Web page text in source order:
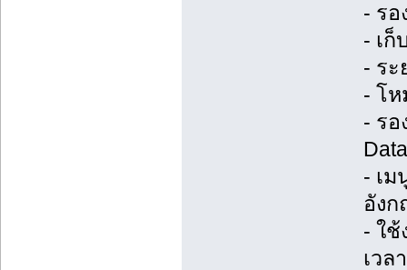
- รอ
- เก็
- ระ
- โ
- รอ
- เ
อังก
- ใ
เวล